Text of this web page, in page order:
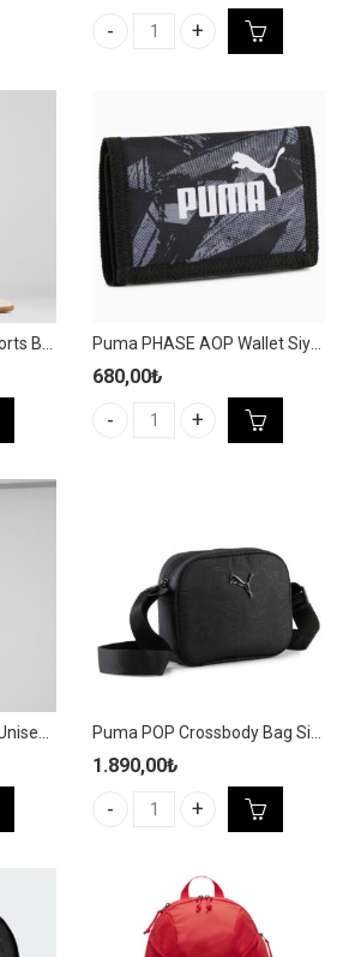
Cat Unisex Beyaz Spor Şapka - 025998
Puma PHASE Small Sports
Bag 22L Unisex Siyah Spor Çanta -
680,00₺
Puma PHASE AOP Wallet
Unisex Siyah Spor Bel Çantası - 091184 01
1.890,00₺
Puma POP Crossbody Bag